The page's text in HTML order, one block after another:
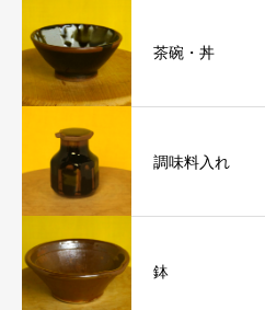
茶碗・丼
調味料入れ
鉢